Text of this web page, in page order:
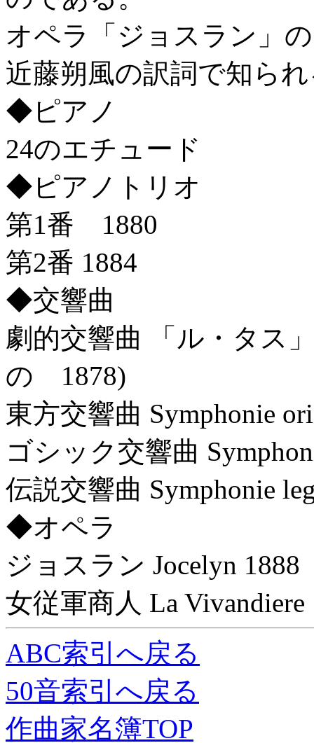
オペラ「ジョスラン」
近藤朔風の訳詞で知ら
◆ピアノ
24のエチュード
◆ピアノトリオ
第1番 1880
第2番 1884
◆交響曲
劇的交響曲 「ル・タス
の 1878)
東方交響曲 Symphonie
ゴシック交響曲
伝説交響曲 Symphonie
◆オペラ
ジョスラン Jocelyn 1888
女従軍商人 La Vivandiere
ABC索引へ戻る
50音索引へ戻る
作曲家名簿TOP